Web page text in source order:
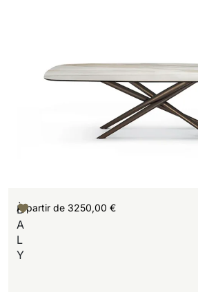
B
A
L
Y
À partir de 3250,00 €